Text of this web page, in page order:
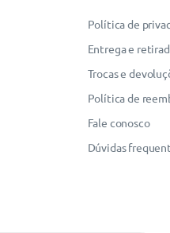
Política de
Entrega e
Trocas e
Política de
Fale conosco
Dúvidas